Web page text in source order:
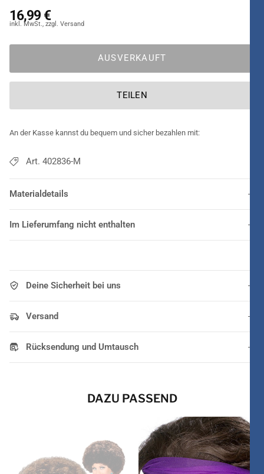
16,99 €
AUSVERKAUFT
TEILEN
An der Kasse kannst du bequem und sicher bezahlen mit:
Art. 402836-M
Materialdetails
Im Lieferumfang nicht enthalten
Deine Sicherheit bei uns
Versand
Rücksendung und Umtausch
DAZU PASSEND